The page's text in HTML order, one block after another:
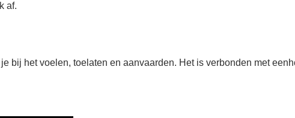
af.
bij het voelen, toelaten en aanvaarden. Het is verbonden met